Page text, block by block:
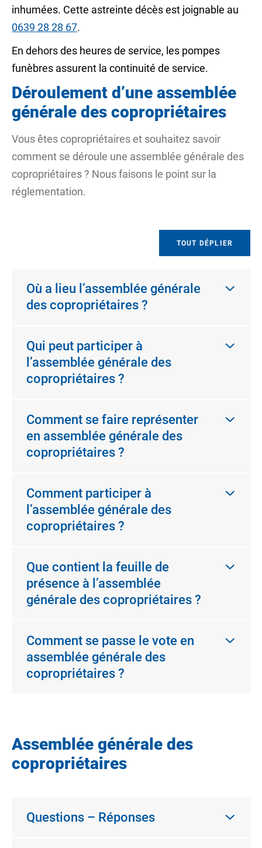
inhumées. Cette astreinte décès est joignable au
0639 28 28 67.
En dehors des heures de service, les pompes
funèbres assurent la continuité de service.
Déroulement d’une assemblée
générale des copropriétaires
Vous êtes copropriétaires et souhaitez savoir
comment se déroule une assemblée générale des
copropriétaires ? Nous faisons le point sur la
réglementation.
TOUT DÉPLIER
Où a lieu l’assemblée générale
des copropriétaires ?
Qui peut participer à
l’assemblée générale des
copropriétaires ?
Comment se faire représenter
en assemblée générale des
copropriétaires ?
Comment participer à
l’assemblée générale des
copropriétaires ?
Que contient la feuille de
présence à l’assemblée
générale des copropriétaires ?
Comment se passe le vote en
assemblée générale des
copropriétaires ?
Assemblée générale des
copropriétaires
Questions – Réponses